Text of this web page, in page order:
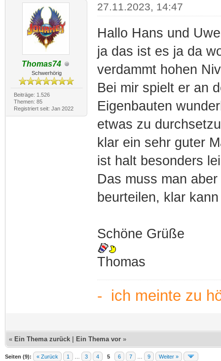
Thomas74
Schwerhörig
Beiträge: 1.526
Themen: 85
Registriert seit: Jan 2022
27.11.2023, 14:47
Hallo Hans und
ja das ist es ja da
verdammt hohen
Bei mir spielt er an
Eigenbauten
etwas zu
klar ein sehr guter
ist halt besonders
Das muss man
beurteilen, klar
Schöne Grüße
Thomas
- ich meinte zu
« Ein Thema zurück Ein Thema vor »
Seiten (9): « Zurück 1 3 4 5 6 7 9 Weiter »